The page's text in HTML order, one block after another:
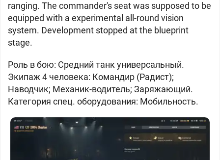
ranging. The commander's seat was supposed to be
equipped with a experimental all-round vision
system. Development stopped at the blueprint
stage.
Роль в бою: Средний танк универсальный.
Экипаж 4 человека: Командир (Радист);
Наводчик; Механик-водитель; Заряжающий.
Категория спец. оборудования: Мобильность.